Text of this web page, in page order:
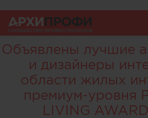
Объявлены лучшие
и дизайнеры
области жилых
премиум-уровня
LIVING